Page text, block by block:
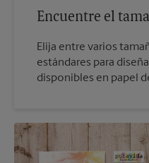
Encuentre el
Elija entre varios
estándares para
disponibles en papel